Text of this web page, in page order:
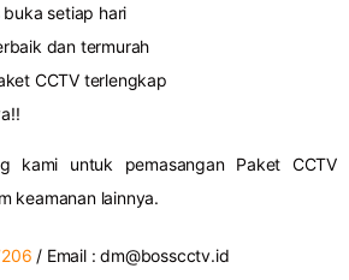
setiap hari
dan termurah
CCTV terlengkap
kami untuk pemasangan Paket CCTV
keamanan lainnya.
/ Email :dm@bosscctv.id